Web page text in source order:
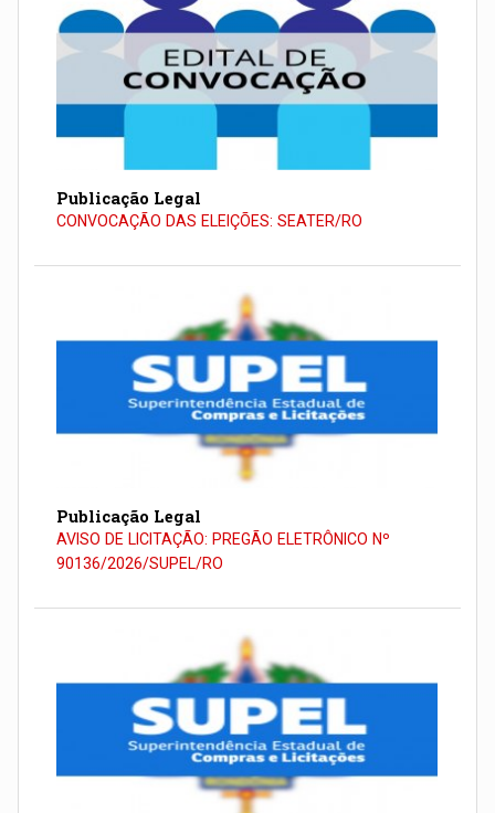
Publicação Legal
CONVOCAÇÃO DAS ELEIÇÕES: SEATER/RO
Publicação Legal
AVISO DE LICITAÇÃO: PREGÃO ELETRÔNICO Nº
90136/2026/SUPEL/RO